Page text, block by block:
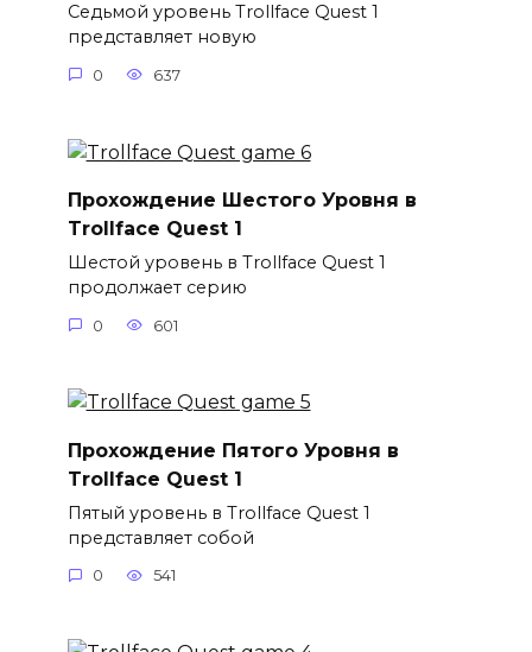
Седьмой уровень Trollface Quest 1
представляет новую
0 637
Прохождение Шестого Уровня в
Trollface Quest 1
Шестой уровень в Trollface Quest 1
продолжает серию
0 601
Прохождение Пятого Уровня в
Trollface Quest 1
Пятый уровень в Trollface Quest 1
представляет собой
0 541